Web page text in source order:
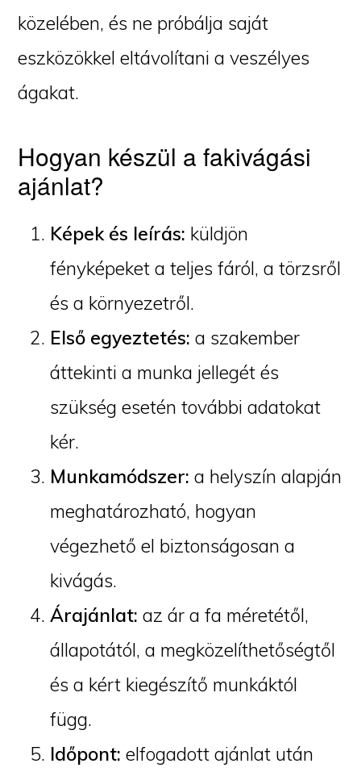
közelében, és ne próbálja saját
eszközökkel eltávolítani a veszélyes
ágakat.
Hogyan készül a fakivágási
ajánlat?
Képek és leírás: küldjön
fényképeket a teljes fáról, a törzsről
és a környezetről.
Első egyeztetés: a szakember
áttekinti a munka jellegét és
szükség esetén további adatokat
kér.
Munkamódszer: a helyszín alapján
meghatározható, hogyan
végezhető el biztonságosan a
kivágás.
Árajánlat: az ár a fa méretétől,
állapotától, a megközelíthetőségtől
és a kért kiegészítő munkáktól
függ.
Időpont: elfogadott ajánlat után